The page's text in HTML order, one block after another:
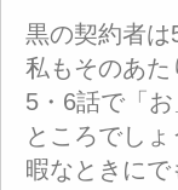
黒の契約者
私もそのあ
5・6話で「
ところでしょ
暇なときにで